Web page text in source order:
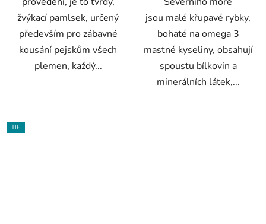
žvýkací pamlsek, určený
především pro zábavné
kousání pejskům všech
plemen, každý...
jsou malé křupavé rybky,
bohaté na omega 3
mastné kyseliny, obsahují
spoustu bílkovin a
minerálních látek,...
TIP